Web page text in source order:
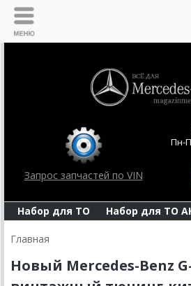
Запрос запчастей по VIN
Пн-
Набор для ТО Набор для ТО
Главная
Новый Mercedes-Benz